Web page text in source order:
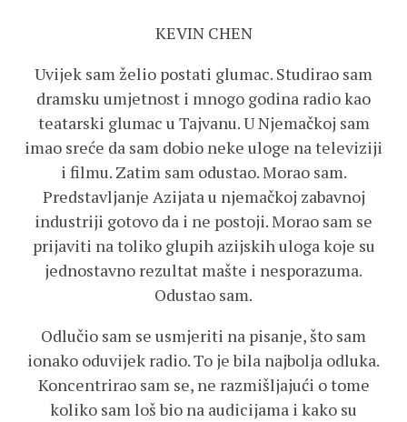
KEVIN CHEN
Uvijek sam želio postati glumac. Studirao sam
dramsku umjetnost i mnogo godina radio kao
teatarski glumac u Tajvanu. U Njemačkoj sam
imao sreće da sam dobio neke uloge na televiziji
i filmu. Zatim sam odustao. Morao sam.
Predstavljanje Azijata u njemačkoj zabavnoj
industriji gotovo da i ne postoji. Morao sam se
prijaviti na toliko glupih azijskih uloga koje su
jednostavno rezultat mašte i nesporazuma.
Odustao sam.
Odlučio sam se usmjeriti na pisanje, što sam
ionako oduvijek radio. To je bila najbolja odluka.
Koncentrirao sam se, ne razmišljajući o tome
koliko sam loš bio na audicijama i kako su